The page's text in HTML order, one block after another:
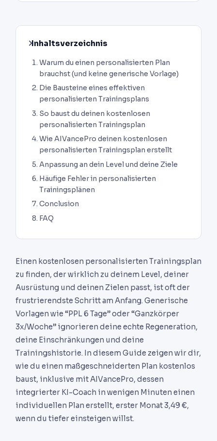
Inhaltsverzeichnis
Warum du einen personalisierten Plan
brauchst (und keine generische Vorlage)
Die Bausteine eines effektiven
personalisierten Trainingsplans
So baust du deinen kostenlosen
personalisierten Trainingsplan
Wie AIVancePro deinen kostenlosen
personalisierten Trainingsplan erstellt
Anpassung an dein Level und deine Ziele
Häufige Fehler in personalisierten
Trainingsplänen
Conclusion
FAQ
Einen kostenlosen personalisierten Trainingsplan
zu finden, der wirklich zu deinem Level, deiner
Ausrüstung und deinen Zielen passt, ist oft der
frustrierendste Schritt am Anfang. Generische
Vorlagen wie “PPL 6 Tage” oder “Ganzkörper
3x/Woche” ignorieren deine echte Regeneration,
deine Einschränkungen und deine
Trainingshistorie. In diesem Guide zeigen wir dir,
wie du einen maßgeschneiderten Plan kostenlos
baust, inklusive mit AIVancePro, dessen
integrierter KI-Coach in wenigen Minuten einen
individuellen Plan erstellt, erster Monat 3,49 €,
wenn du tiefer einsteigen willst.